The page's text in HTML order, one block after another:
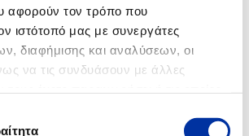
αφορούν τον τρόπο που
ιστότοπό μας με συνεργάτες
διαφήμισης και αναλύσεων, οι
να τις συνδυάσουν με άλλες
Εγκαταστάσεις Ελευσίνας
Εγκαταστάσεις Ασπροπύργου
Η Εκπαιδευτική Βαλίτσα ΓΗ 2030 συναντά